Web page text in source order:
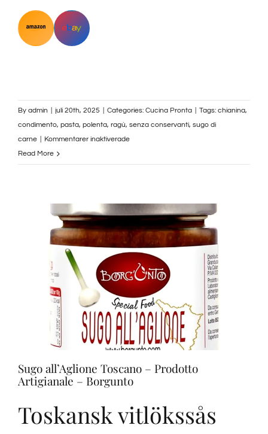
By admin juli 20th, 2025 Categories: Cucina Pronta Tags: chianina,
condimento, pasta, polenta, ragù, senza conservanti, sugo di
carne
Kommentarer inaktiveradeför
Carne
Alta
Qualità
–
Borgunto
Read More
Sugo all’Aglione Toscano – Prodotto
Artigianale – Borgunto
Toskansk vitlökssås